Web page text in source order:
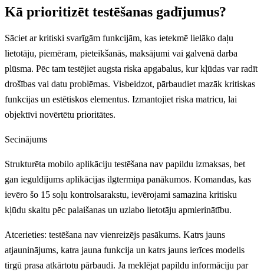
Kā prioritizēt testēšanas gadījumus?
Sāciet ar kritiski svarīgām funkcijām, kas ietekmē lielāko daļu
lietotāju, piemēram, pieteikšanās, maksājumi vai galvenā darba
plūsma. Pēc tam testējiet augsta riska apgabalus, kur kļūdas var radīt
drošības vai datu problēmas. Visbeidzot, pārbaudiet mazāk kritiskas
funkcijas un estētiskos elementus. Izmantojiet riska matricu, lai
objektīvi novērtētu prioritātes.
Secinājums
Strukturēta mobilo aplikāciju testēšana nav papildu izmaksas, bet
gan ieguldījums aplikācijas ilgtermiņa panākumos. Komandas, kas
ievēro šo 15 soļu kontrolsarakstu, ievērojami samazina kritisku
kļūdu skaitu pēc palaišanas un uzlabo lietotāju apmierinātību.
Atcerieties: testēšana nav vienreizējs pasākums. Katrs jauns
atjauninājums, katra jauna funkcija un katrs jauns ierīces modelis
tirgū prasa atkārtotu pārbaudi. Ja meklējat papildu informāciju par